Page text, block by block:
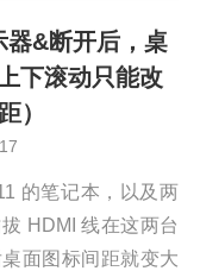
&断开后，桌
下滚动只能改
）
的笔记本，以及两
HDMI 线在这两台
面图标间距就变大